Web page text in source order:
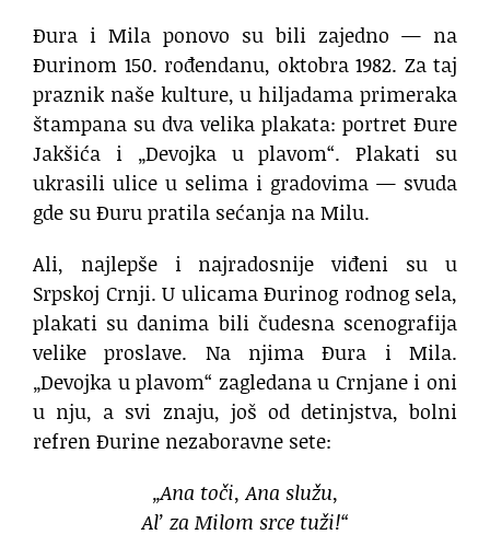
Đura i Mila ponovo su bili zajedno — na
Đurinom 150. rođendanu, oktobra 1982. Za taj
praznik naše kulture, u hiljadama primeraka
štampana su dva velika plakata: portret Đure
Jakšića i „Devojka u plavom“. Plakati su
ukrasili ulice u selima i gradovima — svuda
gde su Đuru pratila sećanja na Milu.
Ali, najlepše i najradosnije viđeni su u
Srpskoj Crnji. U ulicama Đurinog rodnog sela,
plakati su danima bili čudesna scenografija
velike proslave. Na njima Đura i Mila.
„Devojka u plavom“ zagledana u Crnjane i oni
u nju, a svi znaju, još od detinjstva, bolni
refren Đurine nezaboravne sete:
„Ana toči, Ana služu,
Al’ za Milom srce tuži!“